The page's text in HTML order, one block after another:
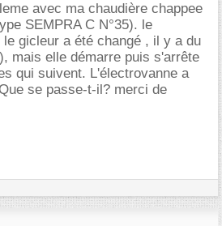
avec ma chaudière chappee
SEMPRA C N°35). le
gicleur a été changé , il y a du
mais elle démarre puis s'arrête
qui suivent. L'électrovanne a
se passe-t-il? merci de